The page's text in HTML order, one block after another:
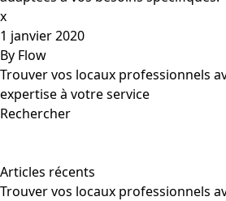
x
1 janvier 2020
By Flow
Trouver vos locaux professionnels
expertise à votre service
Rechercher
Articles récents
Trouver vos locaux professionnels